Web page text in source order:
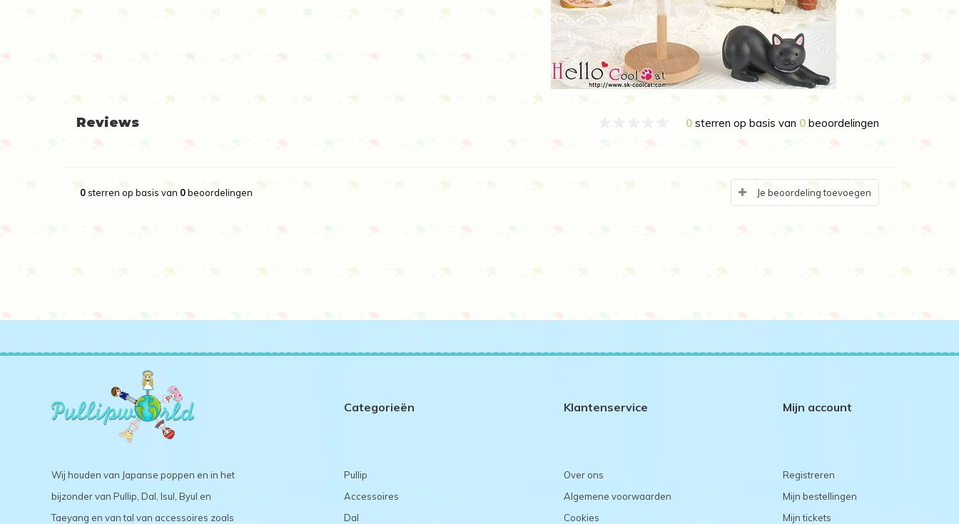
Reviews 0 sterren op basis van 0 beoordelingen
0sterren op basis van 0beoordelingen Je beoordeling toevoegen
Wij houden van Japanse poppen en in het
bijzonder van Pullip, Dal, Isul, Byul en
Taeyang en van tal van accessoires zoals
Categorieën
Pullip
Accessoires
Dal
Klantenservice
Over ons
Algemene voorwaarden
Cookies
Mijn account
Registreren
Mijn bestellingen
Mijn tickets